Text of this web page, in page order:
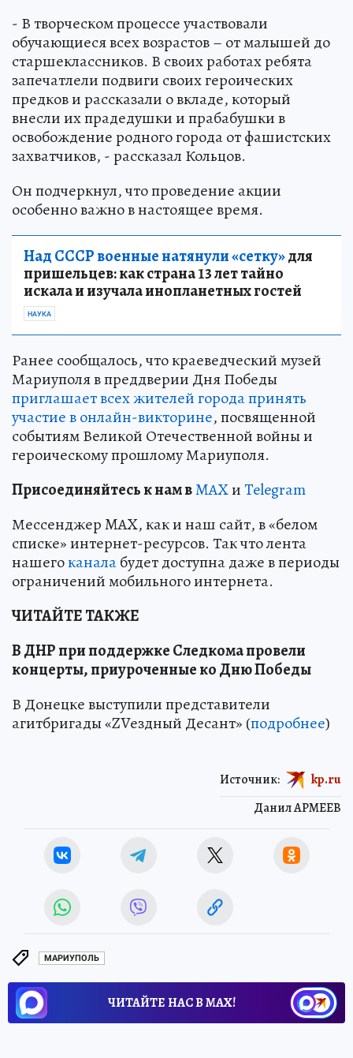
- В творческом процессе участвовали
обучающиеся всех возрастов – от малышей до
старшеклассников. В своих работах ребята
запечатлели подвиги своих героических
предков и рассказали о вкладе, который
внесли их прадедушки и прабабушки в
освобождение родного города от фашистских
захватчиков, - рассказал Кольцов.
Он подчеркнул, что проведение акции
особенно важно в настоящее время.
Над СССР военные натянули «сетку»для
пришельцев: как страна 13 лет тайно
искала и изучала инопланетных гостей
НАУКА
Ранее сообщалось, что краеведческий музей
Мариуполя в преддверии Дня Победы
приглашает всех жителей города принять
участие в онлайн-викторине, посвященной
событиям Великой Отечественной войны и
героическому прошлому Мариуполя.
Присоединяйтесь к нам вMAXиTelegram
Мессенджер MAX, как и наш сайт, в «белом
списке» интернет-ресурсов. Так что лента
нашегоканалабудет доступна даже в периоды
ограничений мобильного интернета.
ЧИТАЙТЕ ТАКЖЕ
В ДНР при поддержке Следкома провели
концерты, приуроченные ко Дню Победы
В Донецке выступили представители
агитбригады «ZVездный Десант» (подробнее)
Данил АРМЕЕВ
Источник: kp.ru
МАРИУПОЛЬ
ЧИТАЙТЕ НАС В МАХ!